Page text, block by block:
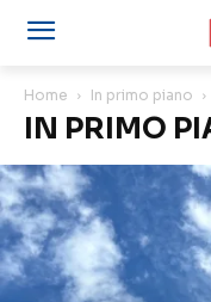
Home In primo piano
IN PRIMO